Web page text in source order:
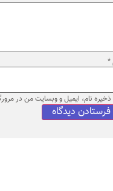
نام، ایمیل و وبسایت من در مرورگر